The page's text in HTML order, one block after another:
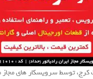
توسط سرویسکار های مجاز